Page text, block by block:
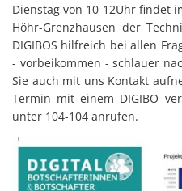
Dienstag von 10-12Uhr findet
Höhr-Grenzhausen der
DIGIBOS hilfreich bei allen
- vorbeikommen - schlauer
Sie auch mit uns Kontakt
Termin mit einem DIGIBO
unter 104-104 anrufen.